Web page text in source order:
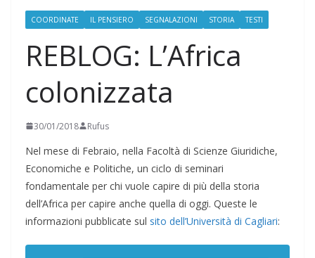
COORDINATE IL PENSIERO SEGNALAZIONI STORIA TESTI
REBLOG: L’Africa
colonizzata
30/01/2018 Rufus
Nel mese di Febraio, nella Facoltà di Scienze Giuridiche,
Economiche e Politiche, un ciclo di seminari
fondamentale per chi vuole capire di più della storia
dell’Africa per capire anche quella di oggi. Queste le
informazioni pubblicate sul sito dell’Università di Cagliari: